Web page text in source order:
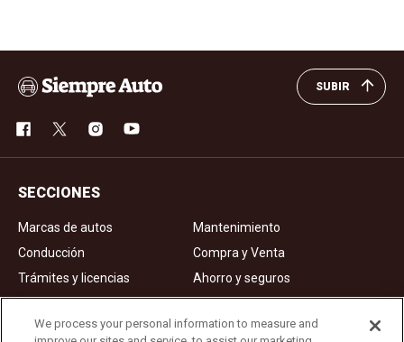
SUBIR
SECCIONES
Marcas de autos
Mantenimiento
Conducción
Compra y Venta
Trámites y licencias
Ahorro y seguros
Noticias
Videos de autos
We process your personal information to measure and